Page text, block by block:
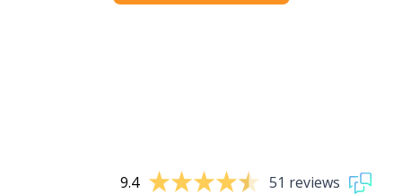
9.4 51 reviews